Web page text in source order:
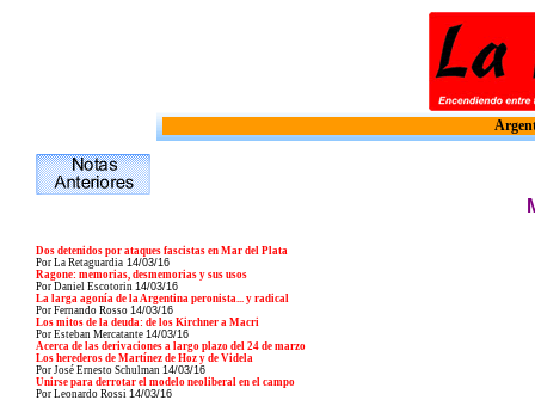
Dos detenidos por ataques fascistas en Mar del Plata
Por La Retaguardia 14/03/16
Ragone: memorias, desmemorias y sus usos
Por Daniel Escotorin 14/03/16
La larga agonía de la Argentina peronista... y radical
Por Fernando Rosso 14/03/16
Los mitos de la deuda: de los Kirchner a Macri
Por Esteban Mercatante 14/03/16
Acerca de las derivaciones a largo plazo del 24 de marzo
Los herederos de Martínez de Hoz y de Videla
Por José Ernesto Schulman 14/03/16
Unirse para derrotar el modelo neoliberal en el campo
Por Leonardo Rossi 14/03/16